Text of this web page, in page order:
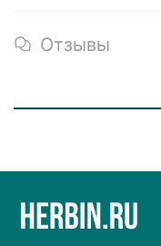
Отзывы